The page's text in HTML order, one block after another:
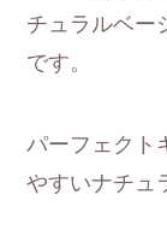
チュラルベー
です。
パーフェクト
やすいナチュ